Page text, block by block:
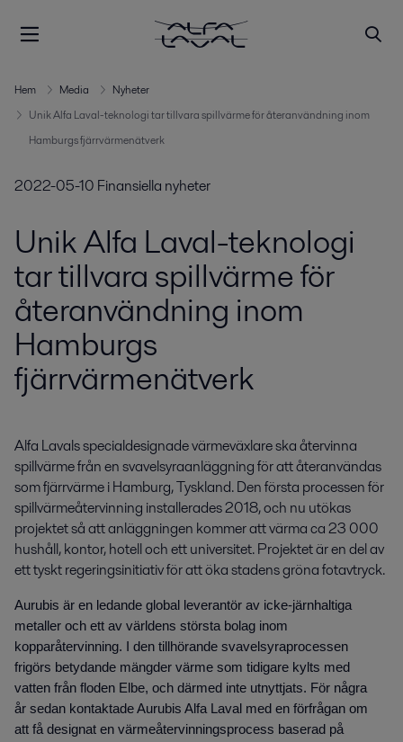
Hem Media
Nyheter
Unik Alfa Laval-teknologi tar tillvara spillvärme för återanvändning inom
Hamburgs fjärrvärmenätverk
2022-05-10 Finansiella nyheter
Unik Alfa Laval-teknologi
tar tillvara spillvärme för
återanvändning inom
Hamburgs
fjärrvärmenätverk
Alfa Lavals specialdesignade värmeväxlare ska återvinna
spillvärme från en svavelsyraanläggning för att återanvändas
som fjärrvärme i Hamburg, Tyskland. Den första processen för
spillvärmeåtervinning installerades 2018, och nu utökas
projektet så att anläggningen kommer att värma ca 23 000
hushåll, kontor, hotell och ett universitet. Projektet är en del av
ett tyskt regeringsinitiativ för att öka stadens gröna fotavtryck.
Aurubis är en ledande global leverantör av icke-järnhaltiga
metaller och ett av världens största bolag inom
kopparåtervinning. I den tillhörande svavelsyraprocessen
frigörs betydande mängder värme som tidigare kylts med
vatten från floden Elbe, och därmed inte utnyttjats. För några
år sedan kontaktade Aurubis Alfa Laval med en förfrågan om
att få designat en värmeåtervinningsprocess baserad på